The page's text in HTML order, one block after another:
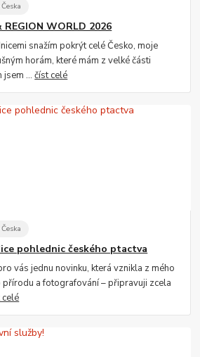
WORLD 2026
snažím pokrýt celé Česko, moje
horám, které mám z velké části
jsem ...číst celé
pohlednic českého ptactva
vás jednu novinku, která vznikla z mého
a fotografování – připravuji zcela
celé